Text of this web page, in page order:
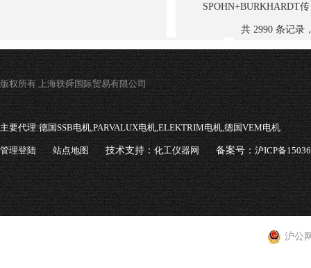
SPOHN+BURKHARDT传
感器
共 2990 条记录
版权所有 上海轶舜国际贸易有限公司
主要代理:德国SSB电机,PARVALUX电机,ELEKTRIM电机,德国VEM电机
管理登陆 站点地图 技术支持： 化工仪器网 备案号：沪ICP备
沪公